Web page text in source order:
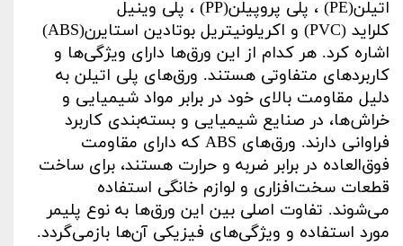
اتیلن(PE) ، پلی پروپیلن(PP) ، پلی وینیل
کلراید (PVC) و اکریلونیتریل بوتادین استایرن(ABS)
اشاره کرد. هر کدام از این ورق‌ها دارای ویژگی‌ها و
کاربردهای متفاوتی هستند. ورق‌های پلی اتیلن به
دلیل مقاومت بالای خود در برابر مواد شیمیایی و
خراش‌ها، در صنایع شیمیایی و بسته‌بندی کاربرد
فراوانی دارند. ورق‌های ABS که دارای مقاومت
فوق‌العاده در برابر ضربه و حرارت هستند، برای ساخت
قطعات سخت‌افزاری و لوازم خانگی استفاده
می‌شوند. تفاوت اصلی بین این ورق‌ها به نوع پلیمر
مورد استفاده و ویژگی‌های فیزیکی آن‌ها بازمی‌گردد.